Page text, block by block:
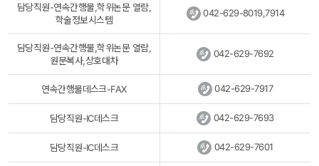
담당직원-연속간행물,학위논문 열람,
학술정보시스템
042-629-8019,7914
담당직원-연속간행물,학위논문 열람,
원문복사,상호대차
042-629-7692
연속간행물데스크-FAX 042-629-7917
담당직원-IC데스크 042-629-7693
담당직원-IC데스크 042-629-7601